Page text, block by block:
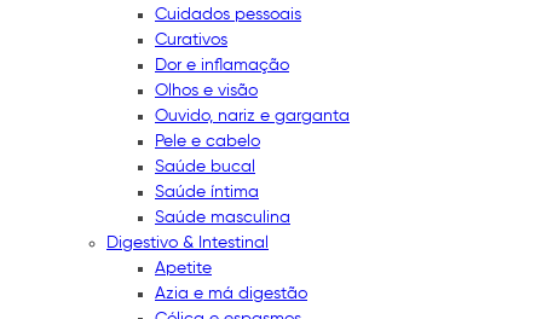
Cuidados pessoais
Curativos
Dor e inflamação
Olhos e visão
Ouvido, nariz e garganta
Pele e cabelo
Saúde bucal
Saúde íntima
Saúde masculina
Digestivo & Intestinal
Apetite
Azia e má digestão